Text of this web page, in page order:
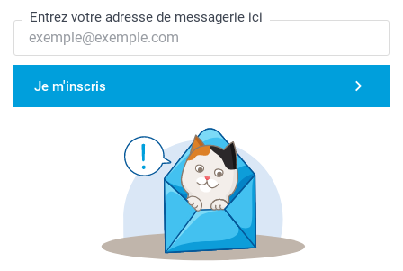
Entrez votre adresse de messagerie ici
Je m'inscris